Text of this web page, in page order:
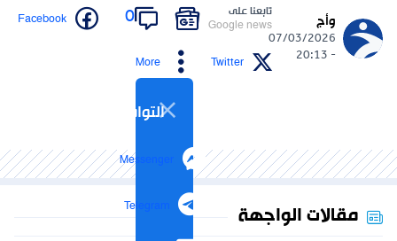
وأج
07/03/2026
- 20:13
تابعنا على
Google news
0
Facebook
Twitter
More
التواصل الاجتماعي
Messenger
Telegram مقالات الواجهة